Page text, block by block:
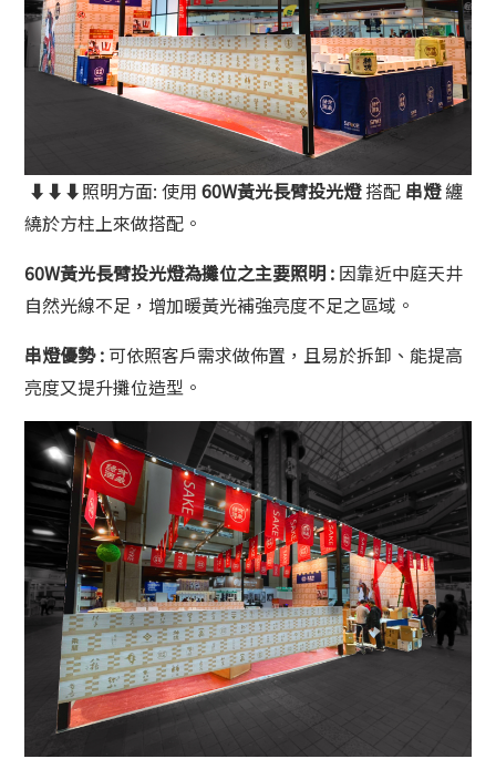
⬇⬇⬇照明方面: 使用 60W黃光長臂投光燈搭配 串燈纏
繞於方柱上來做搭配。
60W黃光長臂投光燈為攤位之主要照明 : 因靠近中庭天井
自然光線不足，增加暖黃光補強亮度不足之區域。
串燈優勢 : 可依照客戶需求做佈置，且易於拆卸、能提高
亮度又提升攤位造型。